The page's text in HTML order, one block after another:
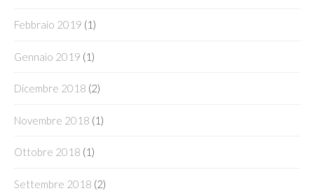
Febbraio 2019 (1)
Gennaio 2019 (1)
Dicembre 2018 (2)
Novembre 2018 (1)
Ottobre 2018 (1)
Settembre 2018 (2)